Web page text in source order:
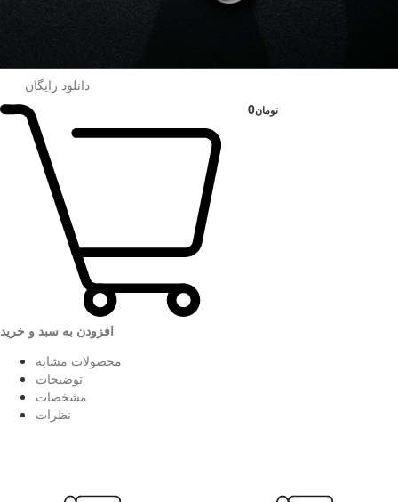
دانلود رایگان
افزودن به سبد و خرید
0تومان
محصولات مشابه
توضیحات
مشخصات
نظرات